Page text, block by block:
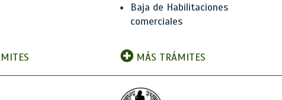
Baja de Habilitaciones
comerciales
MÁS TRÁMITES